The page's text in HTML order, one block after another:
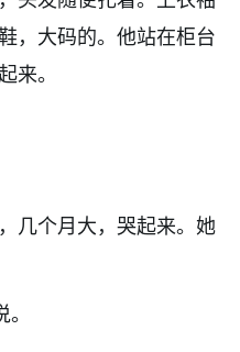
，大码的。他站在柜台
来。
几个月大，哭起来。她